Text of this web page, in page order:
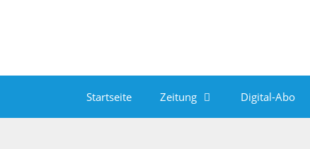
Startseite Zeitung Digital-Abo